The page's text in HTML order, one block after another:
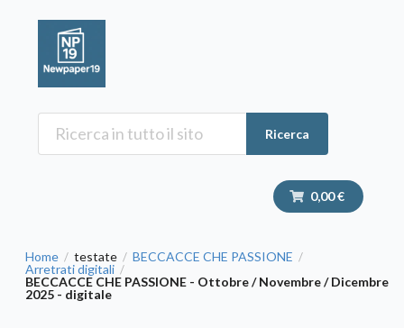
Ricerca
0,00 €
Home / testate / BECCACCE CHE PASSIONE /
Arretrati digitali /
BECCACCE CHE PASSIONE - Ottobre / Novembre / Dicembre
2025 - digitale